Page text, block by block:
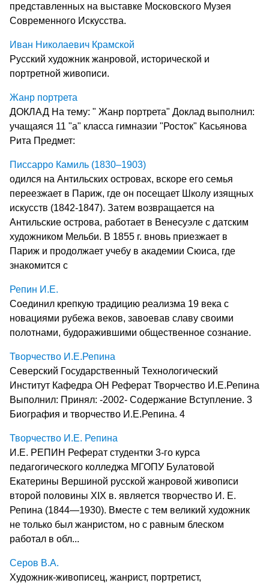
представленных на выставке Московского Музея
Современного Искусства.
Иван Николаевич Крамской
Русский художник жанровой, исторической и
портретной живописи.
Жанр портрета
ДОКЛАД На тему: " Жанр портрета" Доклад выполнил:
учащаяся 11 "а" класса гимназии "Росток" Касьянова
Рита Предмет:
Писсарро Камиль (1830–1903)
одился на Антильских островах, вскоре его семья
переезжает в Париж, где он посещает Школу изящных
искусств (1842-1847). Затем возвращается на
Антильские острова, работает в Венесуэле с датским
художником Мельби. В 1855 г. вновь приезжает в
Париж и продолжает учебу в академии Сюиса, где
знакомится с
Репин И.Е.
Соединил крепкую традицию реализма 19 века с
новациями рубежа веков, завоевав славу своими
полотнами, будоражившими общественное сознание.
Творчество И.Е.Репина
Северский Государственный Технологический
Институт Кафедра ОН Реферат Творчество И.Е.Репина
Выполнил: Принял: -2002- Содержание Вступление. 3
Биография и творчество И.Е.Репина. 4
Творчество И.Е. Репина
И.Е. РЕПИН Реферат студентки 3-го курса
педагогического колледжа МГОПУ Булатовой
Екатерины Вершиной русской жанровой живописи
второй полови­ны XIX в. является творчество И. Е.
Репина (1844—1930). Вместе с тем великий художник
не только был жанристом, но с равным блес­ком
работал в обл...
Серов В.А.
Художник-живописец, жанрист, портретист,